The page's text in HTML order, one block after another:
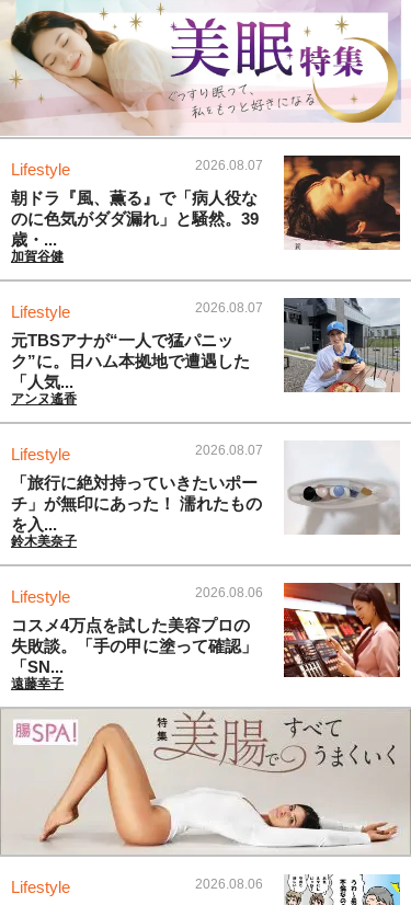
Lifestyle 2026.08.07
朝ドラ『風、薫る』で「病人役な
のに色気がダダ漏れ」と騒然。39
歳・...
加賀谷健
Lifestyle 2026.08.07
元TBSアナが“一人で猛パニッ
ク”に。日ハム本拠地で遭遇した
「人気...
アンヌ遙香
Lifestyle 2026.08.07
「旅行に絶対持っていきたいポー
チ」が無印にあった！ 濡れたもの
を入...
鈴木美奈子
Lifestyle 2026.08.06
コスメ4万点を試した美容プロの
失敗談。「手の甲に塗って確認」
「SN...
遠藤幸子
Lifestyle 2026.08.06